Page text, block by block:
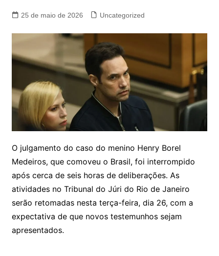
25 de maio de 2026 Uncategorized
O julgamento do caso do menino Henry Borel
Medeiros, que comoveu o Brasil, foi interrompido
após cerca de seis horas de deliberações. As
atividades no Tribunal do Júri do Rio de Janeiro
serão retomadas nesta terça-feira, dia 26, com a
expectativa de que novos testemunhos sejam
apresentados.